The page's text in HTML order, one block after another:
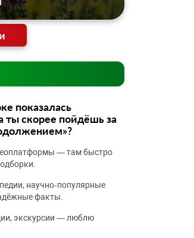
показалась
ты скорее пойдёшь за
— там быстро
научно‑популярные
факты.
экскурсии — люблю